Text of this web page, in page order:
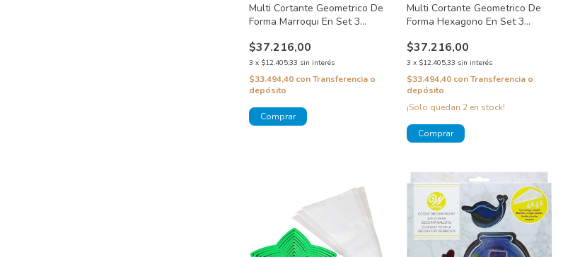
Multi Cortante Geometrico De
Forma Marroqui En Set 3
$37.216,00
3 x $12.405,33 sin interés
$33.494,40 con Transferencia o
depósito
Multi Cortante Geometrico De
Forma Hexagono En Set 3
$37.216,00
3 x $12.405,33 sin interés
$33.494,40 con Transferencia o
depósito
¡Solo quedan 2en stock!